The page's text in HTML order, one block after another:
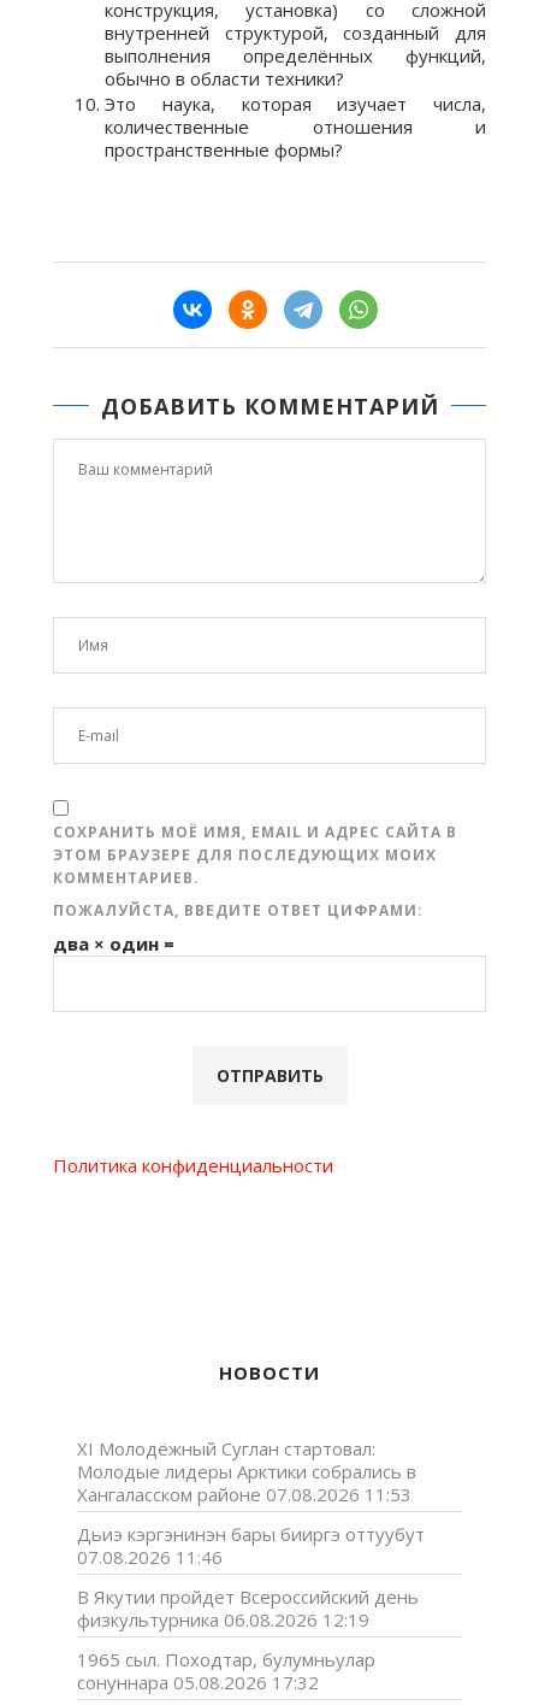
конструкция, установка) со сложной
внутренней структурой, созданный для
выполнения определённых функций,
обычно в области техники?
Это наука, которая изучает числа,
количественные отношения и
пространственные формы?
ДОБАВИТЬ КОММЕНТАРИЙ
СОХРАНИТЬ МОЁ ИМЯ, EMAIL И АДРЕС САЙТА В
ЭТОМ БРАУЗЕРЕ ДЛЯ ПОСЛЕДУЮЩИХ МОИХ
КОММЕНТАРИЕВ.
ПОЖАЛУЙСТА, ВВЕДИТЕ ОТВЕТ ЦИФРАМИ:
два × один =
Политика конфиденциальности
НОВОСТИ
XI Молодёжный Суглан стартовал:
Молодые лидеры Арктики собрались в
Хангаласском районе 07.08.2026 11:53
Дьиэ кэргэнинэн бары бииргэ оттуубут
07.08.2026 11:46
В Якутии пройдет Всероссийский день
физкультурника 06.08.2026 12:19
1965 сыл. Походтар, булумньулар
сонуннара 05.08.2026 17:32